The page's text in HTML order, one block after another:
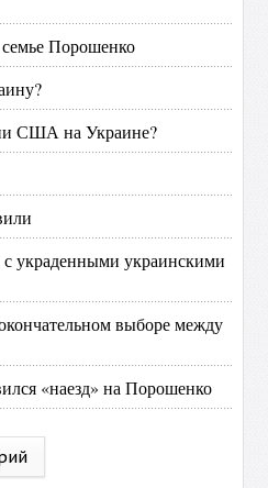
Порошенко
США на Украине?
украденными украинскими
выборе между
«наезд» на Порошенко